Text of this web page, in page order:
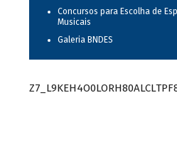
Concursos para Escolha de
Musicais
Galeria BNDES